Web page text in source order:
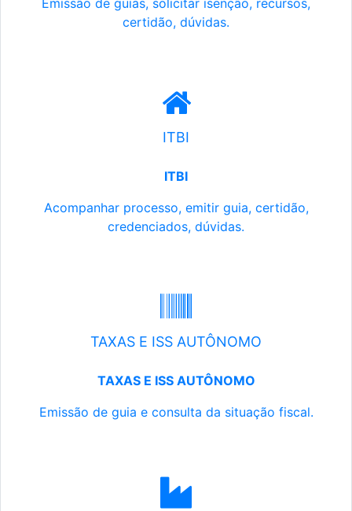
Emissão de guias, solicitar isenção, recursos,
certidão, dúvidas.
ITBI
ITBI
Acompanhar processo, emitir guia, certidão,
credenciados, dúvidas.
TAXAS E ISS AUTÔNOMO
TAXAS E ISS AUTÔNOMO
Emissão de guia e consulta da situação fiscal.